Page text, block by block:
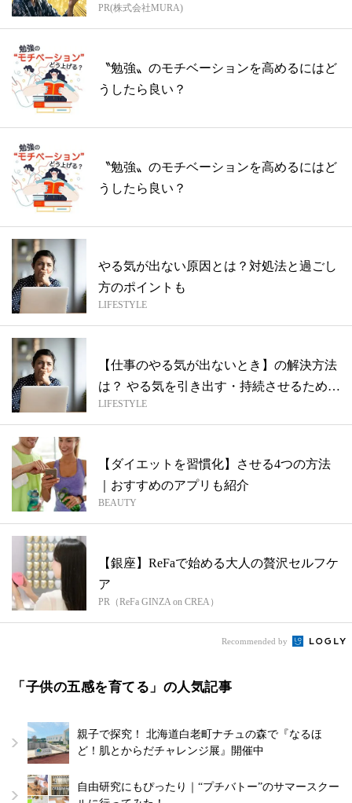
方...
PR(株式会社MURA)
〝勉強〟のモチベーションを高めるにはど
うしたら良い？
〝勉強〟のモチベーションを高めるにはど
うしたら良い？
やる気が出ない原因とは？対処法と過ごし
方のポイントも
LIFESTYLE
【仕事のやる気が出ないとき】の解決方法
は？ やる気を引き出す・持続させるための
ヒ...
LIFESTYLE
【ダイエットを習慣化】させる4つの方法
｜おすすめのアプリも紹介
BEAUTY
【銀座】ReFaで始める大人の贅沢セルフケ
ア
PR（ReFa GINZA on CREA）
Recommended by
「子供の五感を育てる」の人気記事
親子で探究！ 北海道白老町ナチュの森で『なるほ
ど！肌とからだチャレンジ展』開催中
自由研究にもぴったり｜“プチバトー”のサマースクー